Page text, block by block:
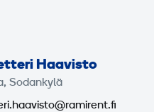
Haavisto
Sodankylä